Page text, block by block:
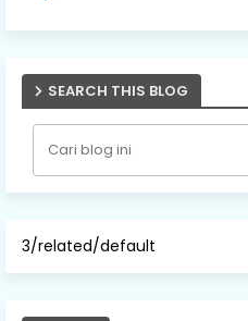
SEARCH THIS BLOG
3/related/default